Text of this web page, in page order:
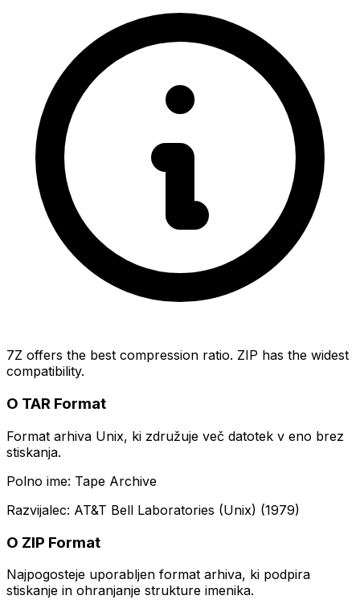
7Z offers the best compression ratio. ZIP has the widest
compatibility.
O TAR Format
Format arhiva Unix, ki združuje več datotek v eno brez
stiskanja.
Polno ime: Tape Archive
Razvijalec: AT&T Bell Laboratories (Unix) (1979)
O ZIP Format
Najpogosteje uporabljen format arhiva, ki podpira
stiskanje in ohranjanje strukture imenika.